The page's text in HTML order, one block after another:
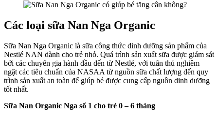
Các loại sữa Nan Nga Organic
Sữa Nan Nga Organic là sữa công thức dinh dưỡng sản phẩm của
Nestlé NAN dành cho trẻ nhỏ. Quá trình sản xuất sữa được giám sát
bởi các chuyên gia hành đầu đến từ Nestlé, với tuân thủ nghiêm
ngặt các tiêu chuẩn của NASAA từ nguồn sữa chất lượng đến quy
trình sản xuất an toàn để giúp bé được cung cấp nguồn dinh dưỡng
tốt nhất.
Sữa Nan Organic Nga số 1 cho trẻ 0 – 6 tháng